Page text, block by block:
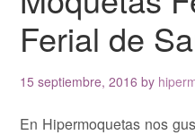
Ferial de
15 septiembre, 2016 by
En Hipermoquetas nos